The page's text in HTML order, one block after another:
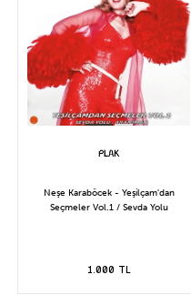
Neşe Karaböcek - Yeşilçam'dan
Seçmeler Vol.1 / Sevda Yolu
1.000 TL